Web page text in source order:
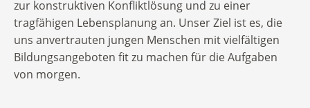
zur konstruktiven Konfliktlösung und zu einer
tragfähigen Lebensplanung an. Unser Ziel ist es, die
uns anvertrauten jungen Menschen mit vielfältigen
Bildungsangeboten fit zu machen für die Aufgaben
von morgen.